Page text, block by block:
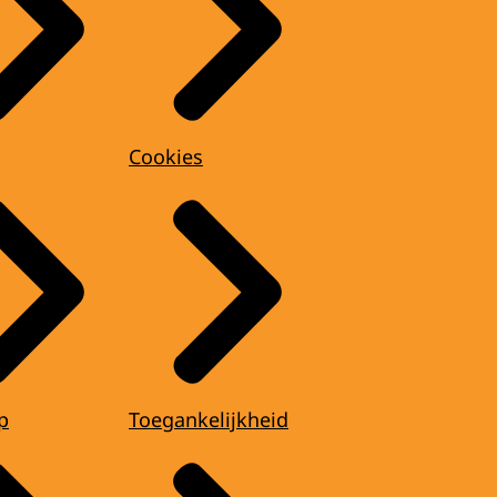
Cookies
Toegankelijkheid